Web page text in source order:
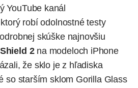
YouTube kanál
robí odolnostné testy
skúške najnovšiu
2na modeloch iPhone
že sklo je z hľadiska
so starším sklom Gorilla Glass